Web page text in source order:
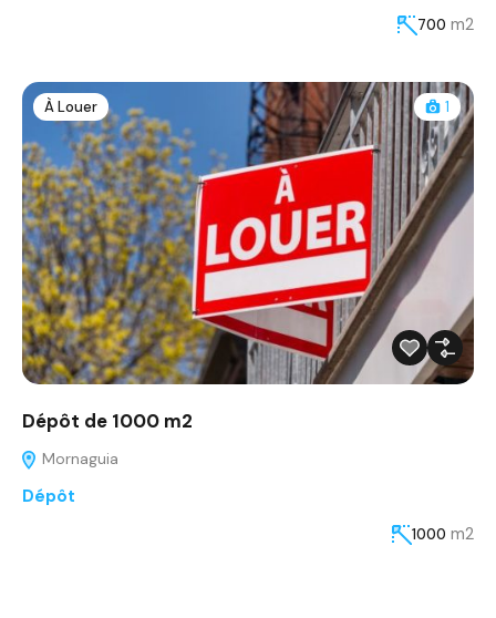
700 m2
À Louer 1
Dépôt de 1000 m2
Mornaguia
Dépôt
1000 m2